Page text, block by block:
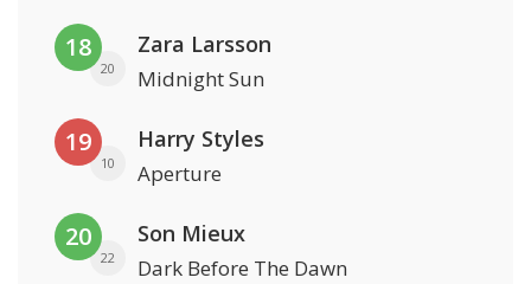
18
20
Zara Larsson
Midnight Sun
19
10
Harry Styles
Aperture
20
22
Son Mieux
Dark Before The Dawn